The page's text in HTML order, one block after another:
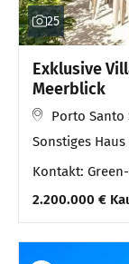
25
Exklusive
Meerblick
Porto Santo
Sonstiges Haus
Kontakt:
2.200.000 €